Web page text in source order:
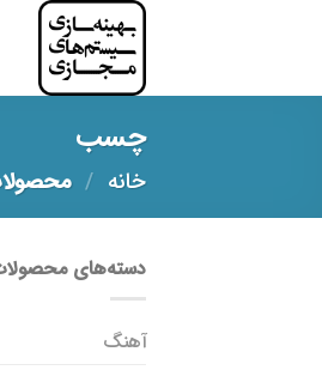
چسب
خانه /
دسته‌های
آهنگ